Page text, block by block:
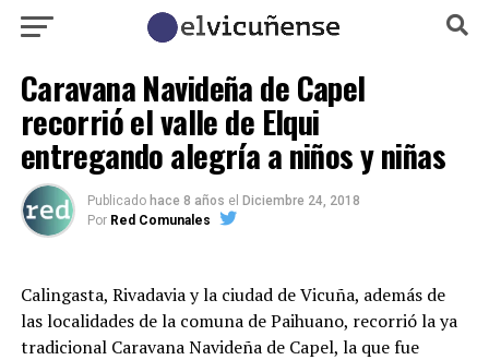
Caravana Navideña de Capel
recorrió el valle de Elqui
entregando alegría a niños y niñas
Publicado hace 8 años el Diciembre 24, 2018
Por Red Comunales
Calingasta, Rivadavia y la ciudad de Vicuña, además de
las localidades de la comuna de Paihuano, recorrió la ya
tradicional Caravana Navideña de Capel, la que fue